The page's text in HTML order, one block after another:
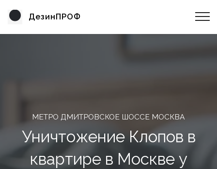
ДезинПРОФ
МЕТРО ДМИТРОВСКОЕ ШОССЕ МОСКВА
Уничтожение Клопов в
квартире в Москве у